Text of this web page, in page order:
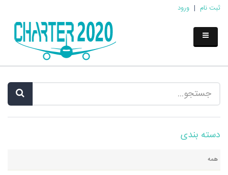
ثبت نام | ورود
دسته بندی
همه